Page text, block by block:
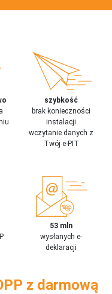
szybkość
brak konieczności
instalacji
wczytanie danych z
Twój e-PIT
53 mln
wysłanych e-
deklaracji
z darmową